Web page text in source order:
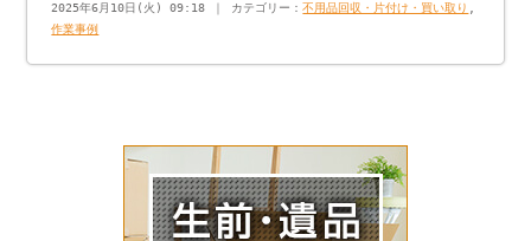
2025年6月10日(火) 09:18 ｜ カテゴリー：不用品回収・片付け・買い取り
作業事例